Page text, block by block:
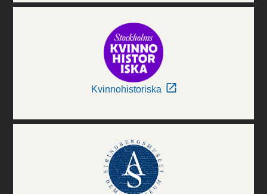
Kvinnohistoriska